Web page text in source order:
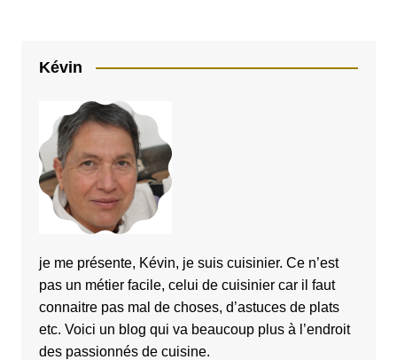
Kévin
je me présente, Kévin, je suis cuisinier. Ce n’est
pas un métier facile, celui de cuisinier car il faut
connaitre pas mal de choses, d’astuces de plats
etc. Voici un blog qui va beaucoup plus à l’endroit
des passionnés de cuisine.